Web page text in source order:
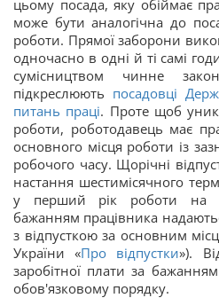
цьому посада, яку обіймає
може бути аналогічна до
роботи. Прямої заборони
одночасно в одні й ті самі
сумісництвом чинне
підкреслюють посадовці
питань праці. Проте щоб
роботи, роботодавець має
основного місця роботи із
робочого часу. Щорічні
настання шестимісячного
у перший рік роботи на
бажанням працівника
з відпусткою за основним
України «Про відпустки»).
заробітної плати за
обов'язковому порядку.